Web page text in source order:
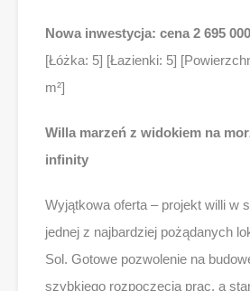
Nowa inwestycja: cena 2 695
[Łóżka: 5] [Łazienki: 5]
m²]
Willa marzeń z widokiem na
infinity
Wyjątkowa oferta – projekt willi w
jednej z najbardziej pożądanych
Sol. Gotowe pozwolenie na
szybkiego rozpoczęcia prac, a